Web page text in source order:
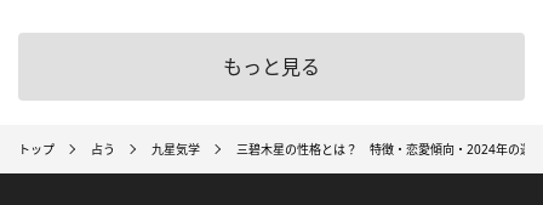
もっと見る
トップ 占う 九星気学 三碧木星の性格とは？ 特徴・恋愛傾向・2024年の運